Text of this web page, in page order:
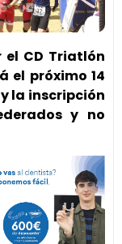
CD Triatlón
el próximo 14
la inscripción
y no